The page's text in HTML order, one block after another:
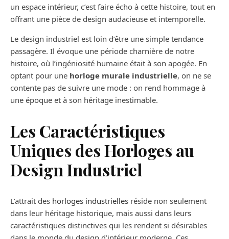
un espace intérieur, c’est faire écho à cette histoire, tout en
offrant une pièce de design audacieuse et intemporelle.
Le design industriel est loin d’être une simple tendance
passagère. Il évoque une période charnière de notre
histoire, où l’ingéniosité humaine était à son apogée. En
optant pour une horloge murale industrielle, on ne se
contente pas de suivre une mode : on rend hommage à
une époque et à son héritage inestimable.
Les Caractéristiques
Uniques des Horloges au
Design Industriel
L’attrait des horloges industrielles réside non seulement
dans leur héritage historique, mais aussi dans leurs
caractéristiques distinctives qui les rendent si désirables